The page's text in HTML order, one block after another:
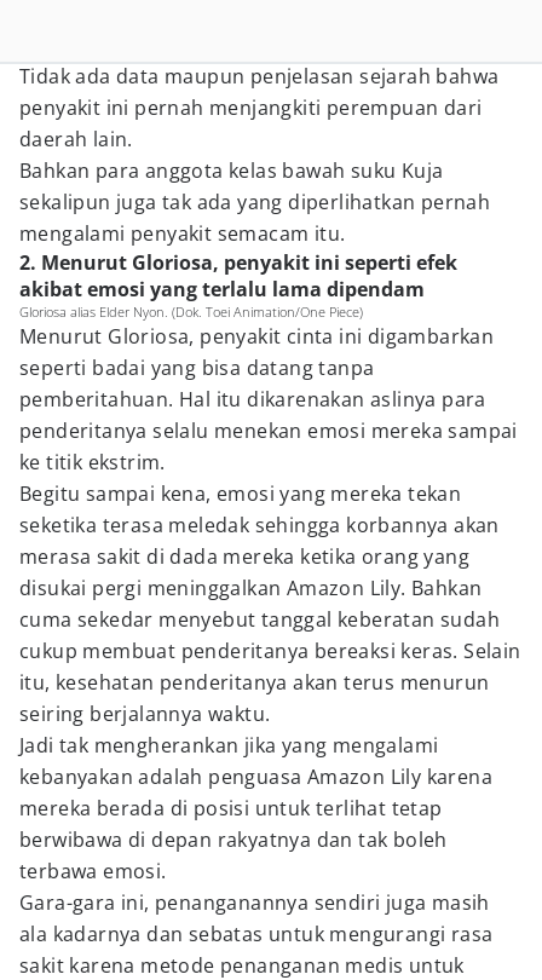
Tidak ada data maupun penjelasan sejarah bahwa
penyakit ini pernah menjangkiti perempuan dari
daerah lain.
Bahkan para anggota kelas bawah suku Kuja
sekalipun juga tak ada yang diperlihatkan pernah
mengalami penyakit semacam itu.
2. Menurut Gloriosa, penyakit ini seperti efek
akibat emosi yang terlalu lama dipendam
Gloriosa alias Elder Nyon. (Dok. Toei Animation/One Piece)
Menurut Gloriosa, penyakit cinta ini digambarkan
seperti badai yang bisa datang tanpa
pemberitahuan. Hal itu dikarenakan aslinya para
penderitanya selalu menekan emosi mereka sampai
ke titik ekstrim.
Begitu sampai kena, emosi yang mereka tekan
seketika terasa meledak sehingga korbannya akan
merasa sakit di dada mereka ketika orang yang
disukai pergi meninggalkan Amazon Lily. Bahkan
cuma sekedar menyebut tanggal keberatan sudah
cukup membuat penderitanya bereaksi keras. Selain
itu, kesehatan penderitanya akan terus menurun
seiring berjalannya waktu.
Jadi tak mengherankan jika yang mengalami
kebanyakan adalah penguasa Amazon Lily karena
mereka berada di posisi untuk terlihat tetap
berwibawa di depan rakyatnya dan tak boleh
terbawa emosi.
Gara-gara ini, penanganannya sendiri juga masih
ala kadarnya dan sebatas untuk mengurangi rasa
sakit karena metode penanganan medis untuk